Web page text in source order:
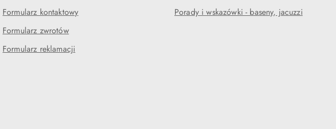
Formularz kontaktowy
Formularz zwrotów
Formularz reklamacji
Porady i wskazówki - baseny, jacuzzi